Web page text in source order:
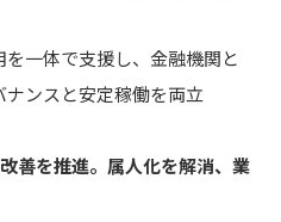
を一体で支援し、金融機関と
ンスと安定稼働を両立
善を推進。属人化を解消、業